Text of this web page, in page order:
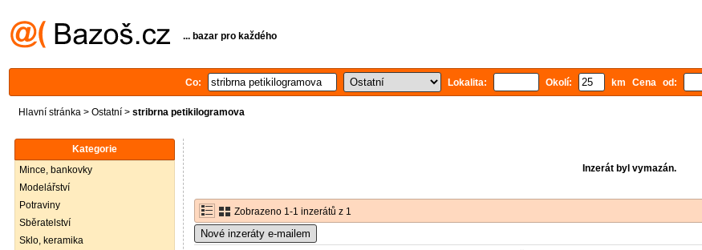
... bazar pro každého
Co: Lokalita: Okolí: km Cena od:
Hlavní stránka > Ostatní > stribrna petikilogramova
Kategorie
Mince, bankovky
Modelářství
Potraviny
Sběratelství
Sklo, keramika
Inzerát byl vymazán.
Zobrazeno 1-1 inzerátů z 1
Nové inzeráty e-mailem